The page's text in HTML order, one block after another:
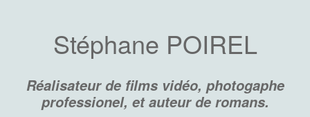
Stéphane POIREL
Réalisateur de films vidéo, photogaphe
professionel, et auteur de romans.